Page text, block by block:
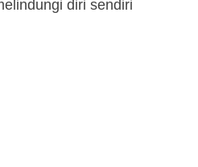
diri sendiri